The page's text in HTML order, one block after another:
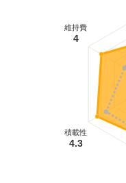
積載性
4.3
維持費
4